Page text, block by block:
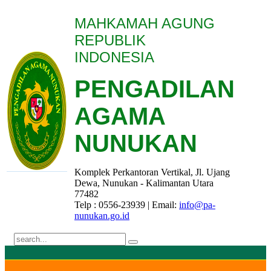
MAHKAMAH AGUNG
REPUBLIK
INDONESIA
PENGADILAN
AGAMA
NUNUKAN
Komplek Perkantoran Vertikal, Jl. Ujang
Dewa, Nunukan - Kalimantan Utara
77482
Telp : 0556-23939 | Email: info@pa-
nunukan.go.id